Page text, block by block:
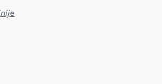
pogona, poluosovina prenosi
omogućavajući vozilu da se kreće.